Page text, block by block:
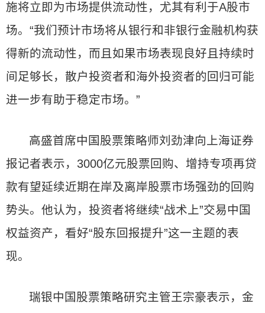
施将立即为市场提供流动性，尤其有利于A股市
场。“我们预计市场将从银行和非银行金融机构获
得新的流动性，而且如果市场表现良好且持续时
间足够长，散户投资者和海外投资者的回归可能
进一步有助于稳定市场。”
高盛首席中国股票策略师刘劲津向上海证券
报记者表示，3000亿元股票回购、增持专项再贷
款有望延续近期在岸及离岸股票市场强劲的回购
势头。他认为，投资者将继续“战术上”交易中国
权益资产，看好“股东回报提升”这一主题的表
现。
瑞银中国股票策略研究主管王宗豪表示，金